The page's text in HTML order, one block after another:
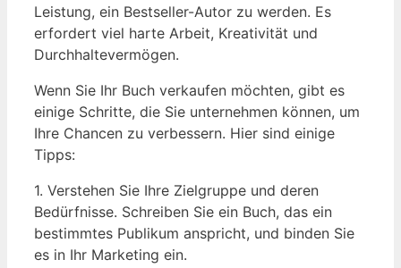
Leistung, ein Bestseller-Autor zu werden. Es
erfordert viel harte Arbeit, Kreativität und
Durchhaltevermögen.
Wenn Sie Ihr Buch verkaufen möchten, gibt es
einige Schritte, die Sie unternehmen können, um
Ihre Chancen zu verbessern. Hier sind einige
Tipps:
1. Verstehen Sie Ihre Zielgruppe und deren
Bedürfnisse. Schreiben Sie ein Buch, das ein
bestimmtes Publikum anspricht, und binden Sie
es in Ihr Marketing ein.